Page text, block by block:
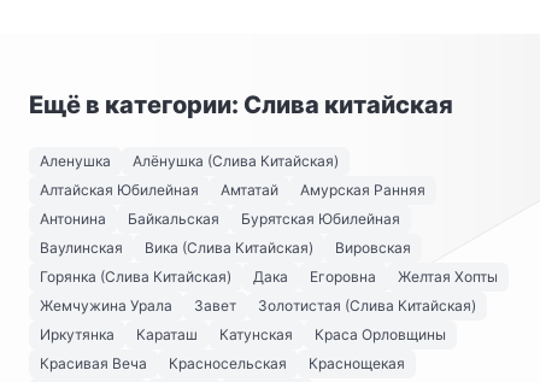
Ещё в категории: Слива китайская
Аленушка
Алёнушка (Слива Китайская)
Алтайская Юбилейная
Амтатай
Амурская Ранняя
Антонина
Байкальская
Бурятская Юбилейная
Ваулинская
Вика (Слива Китайская)
Вировская
Горянка (Слива Китайская)
Дака Егоровна
Желтая Хопты
Жемчужина Урала
Завет
Золотистая (Слива Китайская)
Иркутянка
Караташ Катунская
Краса Орловщины
Красивая Веча
Красносельская
Краснощекая